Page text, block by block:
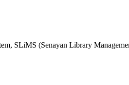
SLiMS (Senayan Library